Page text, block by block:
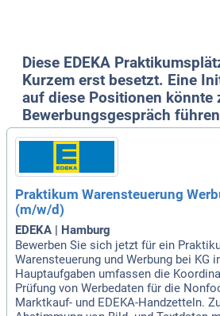
Diese EDEKA
Kurzem erst besetzt. Eine
auf diese Positionen könnte
Bewerbungsgespräch
Praktikum Warensteuerung
(m/w/d)
EDEKA | Hamburg
Bewerben Sie sich jetzt für ein
Warensteuerung und Werbung bei KG
Hauptaufgaben umfassen die
Prüfung von Werbedaten für die
Marktkauf- und EDEKA-Handzetteln.